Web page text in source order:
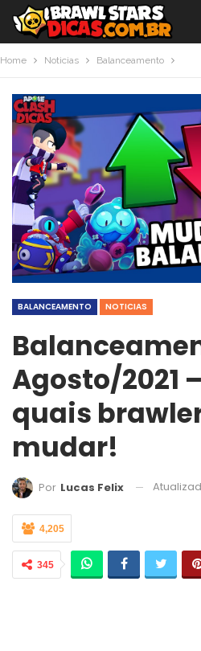
Home Noticias Balanceamento
BALANCEAMENTO NOTICIAS
Agosto/2021
quais
mudar!
Por Lucas Felix
4,205
345